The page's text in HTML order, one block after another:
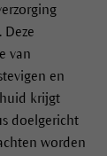
van
en
krijgt
doelgericht
worden